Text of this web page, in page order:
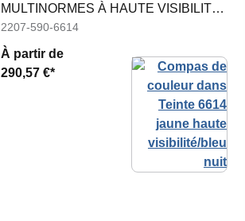
MULTINORMES À HAUTE VISIBILITÉ
APC1
2207-590-6614
À partir de
290,57 €*